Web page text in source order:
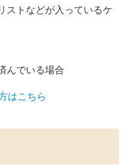
ストなどが入っているケ
んでいる場合
はこちら